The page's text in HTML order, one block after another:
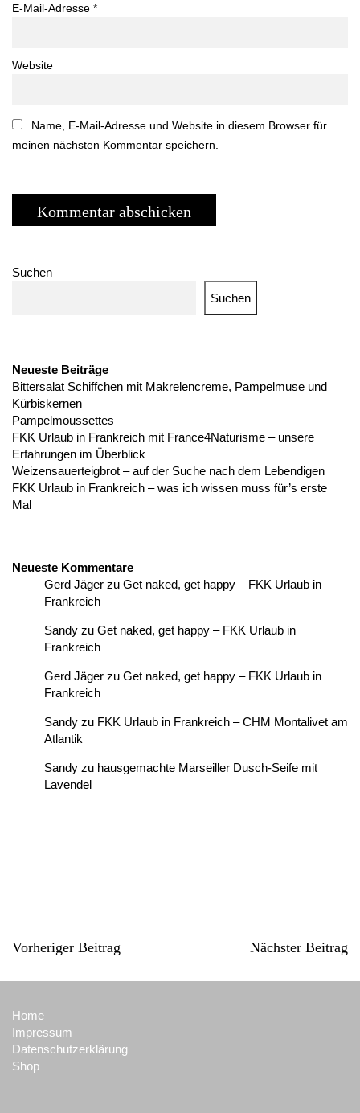
E-Mail-Adresse *
Website
Name, E-Mail-Adresse und Website in diesem Browser für
meinen nächsten Kommentar speichern.
Suchen
Suchen
Neueste Beiträge
Bittersalat Schiffchen mit Makrelencreme, Pampelmuse und
Kürbiskernen
Pampelmoussettes
FKK Urlaub in Frankreich mit France4Naturisme – unsere
Erfahrungen im Überblick
Weizensauerteigbrot – auf der Suche nach dem Lebendigen
FKK Urlaub in Frankreich – was ich wissen muss für’s erste
Mal
Neueste Kommentare
Gerd Jäger zu Get naked, get happy – FKK Urlaub in
Frankreich
Sandy zu Get naked, get happy – FKK Urlaub in
Frankreich
Gerd Jäger zu Get naked, get happy – FKK Urlaub in
Frankreich
Sandy zu FKK Urlaub in Frankreich – CHM Montalivet am
Atlantik
Sandy zu hausgemachte Marseiller Dusch-Seife mit
Lavendel
Vorheriger Beitrag Nächster Beitrag
Home
Impressum
Datenschutzerklärung
Shop